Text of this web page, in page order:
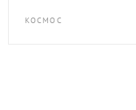
КОСМОС